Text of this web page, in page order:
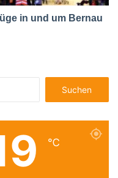
in und um Bernau
nach:
℃